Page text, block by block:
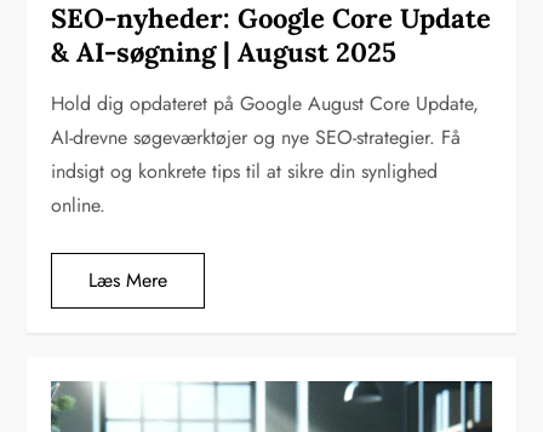
SEO-nyheder: Google Core Update
& AI-søgning | August 2025
Hold dig opdateret på Google August Core Update,
AI-drevne søgeværktøjer og nye SEO-strategier. Få
indsigt og konkrete tips til at sikre din synlighed
online.
Læs Mere